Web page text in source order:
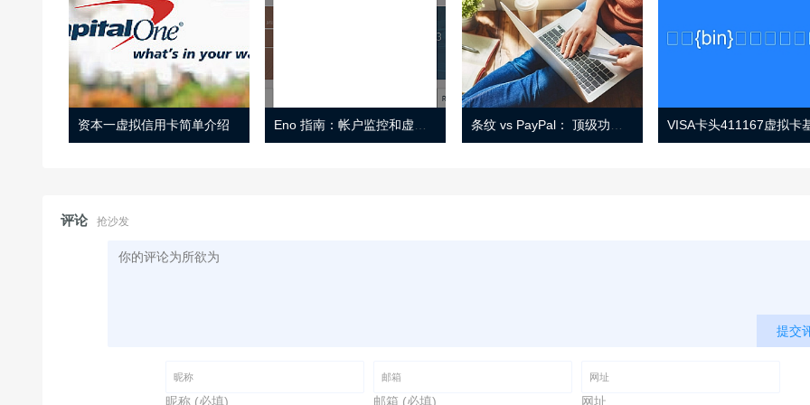
资本一虚拟信用卡简单介绍
评论 抢沙发
提交
昵称 (必填) 邮箱 (必填) 网址